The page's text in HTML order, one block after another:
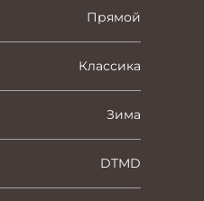
Прямой
Классика
Зима
DTMD